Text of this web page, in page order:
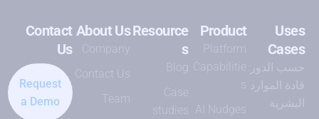
Uses
Cases
حسب الدور:
قادة الموارد
البشرية
Product
Platform
Capabilitie
AI Nudges
Resource
s
Blog
Case
studies
About Us
Company
Contact Us
Team
Contact
Us
Request
a Demo